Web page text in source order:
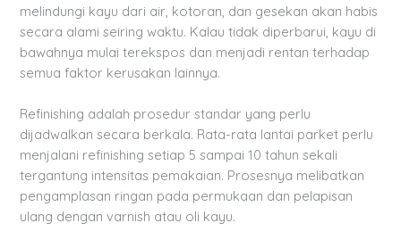
melindungi kayu dari air, kotoran, dan gesekan akan habis
secara alami seiring waktu. Kalau tidak diperbarui, kayu di
bawahnya mulai terekspos dan menjadi rentan terhadap
semua faktor kerusakan lainnya.
Refinishing adalah prosedur standar yang perlu
dijadwalkan secara berkala. Rata-rata lantai parket perlu
menjalani refinishing setiap 5 sampai 10 tahun sekali
tergantung intensitas pemakaian. Prosesnya melibatkan
pengamplasan ringan pada permukaan dan pelapisan
ulang dengan varnish atau oli kayu.